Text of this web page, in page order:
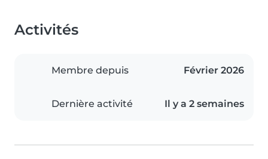
Activités
Membre depuis Février 2026
Dernière activité Il y a 2 semaines